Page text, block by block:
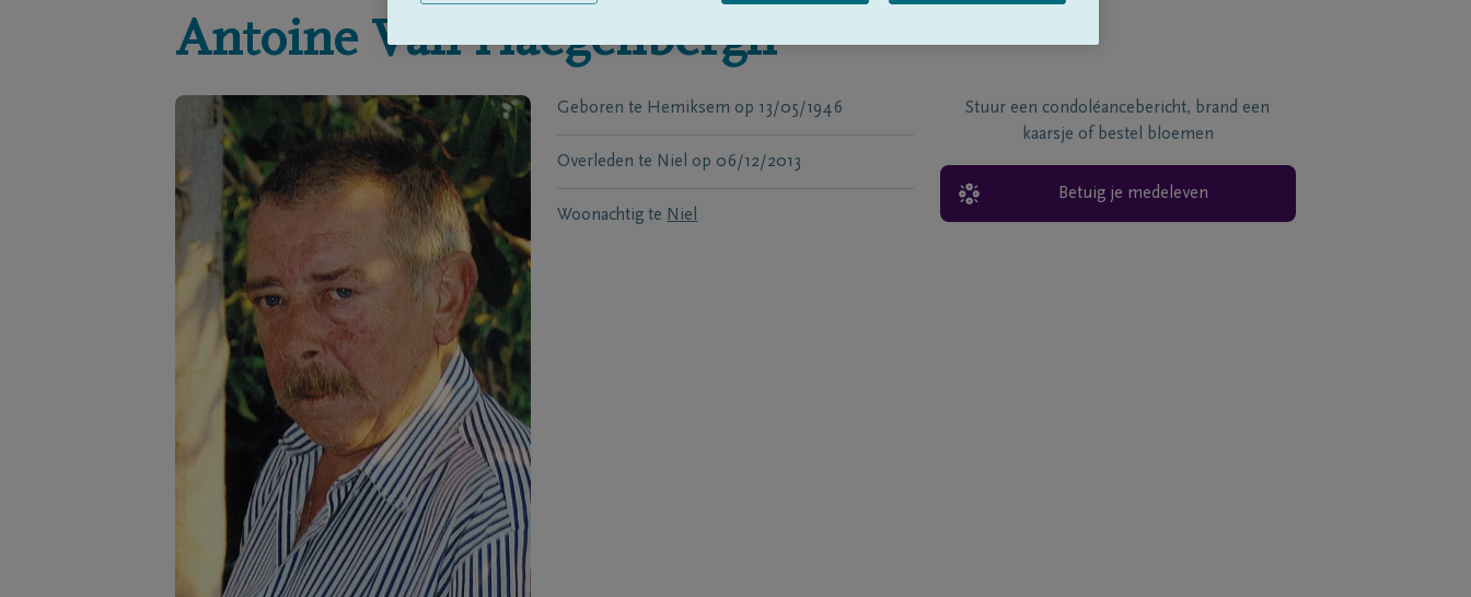
Antoine Van Haegenbergh
Geboren te Hemiksem op 13/05/1946
Overleden te Niel op 06/12/2013
Woonachtig te Niel
Stuur een condoléancebericht, brand een
kaarsje of bestel bloemen
Betuig je medeleven